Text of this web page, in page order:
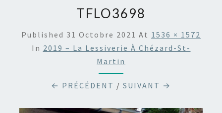
TFLO3698
Published 31 Octobre 2021 At 1536 × 1572
In 2019 – La Lessiverie À Chézard-St-
Martin
← PRÉCÉDENT / SUIVANT →